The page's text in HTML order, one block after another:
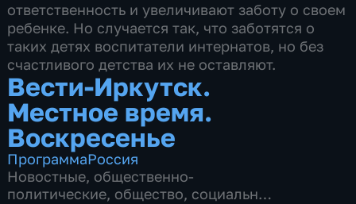
ответственность и увеличивают заботу о своем
ребенке. Но случается так, что заботятся о
таких детях воспитатели интернатов, но без
счастливого детства их не оставляют.
Вести-Иркутск.
Местное время.
Воскресенье
ПрограммаРоссия
Новостные, общественно-
политические, общество, социально-